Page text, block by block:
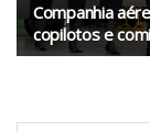
Companhia
copilotos e